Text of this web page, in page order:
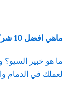
ماهي افضل 10 شركات تصميم مواقع في مصر؟
ما هو خبير السيو؟
لعملك في الدمام